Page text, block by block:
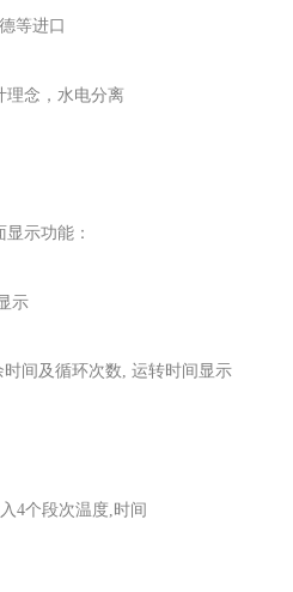
等进口
理念，水电分离
显示功能：
示
间及循环次数, 运转时间显示
4个段次温度,时间